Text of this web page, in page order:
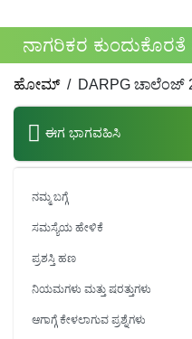
ನಾಗರಿಕರ ಕುಂದುಕೊರತೆ
ಹೋಮ್ DARPG ಚಾಲೆಂಜ್
ಈಗ ಭಾಗವಹಿಸಿ
ನಮ್ಮ ಬಗ್ಗೆ
ಸಮಸ್ಯೆಯ ಹೇಳಿಕೆ
ಪ್ರಶಸ್ತಿ ಹಣ
ನಿಯಮಗಳು ಮತ್ತು ಷರತ್ತುಗಳು
ಆಗಾಗ್ಗೆ ಕೇಳಲಾಗುವ ಪ್ರಶ್ನೆಗಳು